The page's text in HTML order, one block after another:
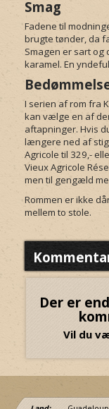
Smag
Fadene til
brugte tønder, da
Smagen er sart og
karamel. En
I serien af rom fra
kan vælge en af
aftapninger. Hvis
længere ned af
Agricole til 329,-
Vieux Agricole
men til gengæld
Rommen er ikke
mellem to stole.
Der er
Vil du